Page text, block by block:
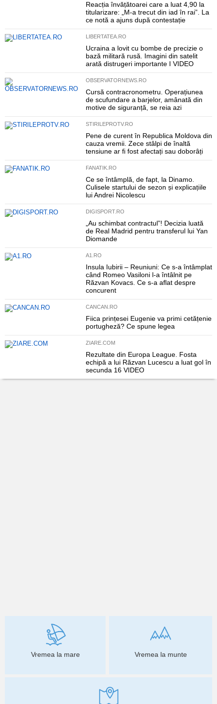
Reacția învățătoarei care a luat 4,90 la
titularizare: „M-a trecut din iad în rai”. La
ce notă a ajuns după contestație
LIBERTATEA.RO
Ucraina a lovit cu bombe de precizie o
bază militară rusă. Imagini din satelit
arată distrugeri importante I VIDEO
OBSERVATORNEWS.RO
Cursă contracronometru. Operațiunea
de scufundare a barjelor, amânată din
motive de siguranță, se reia azi
STIRILEPROTV.RO
Pene de curent în Republica Moldova din
cauza vremii. Zece stâlpi de înaltă
tensiune ar fi fost afectați sau doborâți
FANATIK.RO
Ce se întâmplă, de fapt, la Dinamo.
Culisele startului de sezon și explicațiile
lui Andrei Nicolescu
DIGISPORT.RO
„Au schimbat contractul”! Decizia luată
de Real Madrid pentru transferul lui Yan
Diomande
A1.RO
Insula Iubirii – Reuniuni: Ce s-a întâmplat
când Romeo Vasiloni l-a întâlnit pe
Răzvan Kovacs. Ce s-a aflat despre
concurent
CANCAN.RO
Fiica prințesei Eugenie va primi cetățenie
portugheză? Ce spune legea
ZIARE.COM
Rezultate din Europa League. Fosta
echipă a lui Răzvan Lucescu a luat gol în
secunda 16 VIDEO
Vremea la mare Vremea la munte